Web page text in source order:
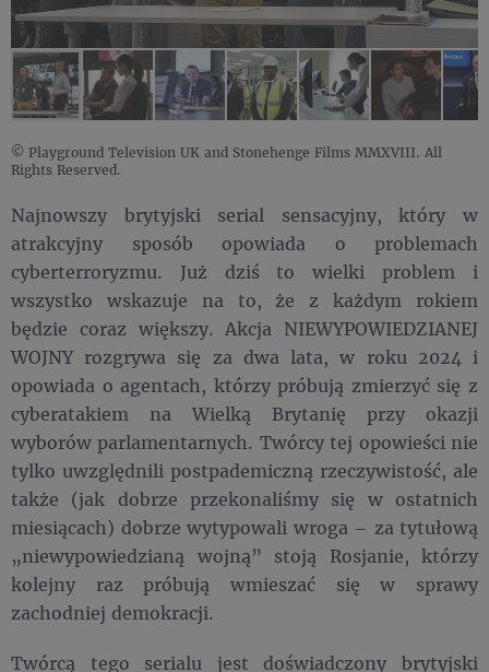
© Playground Television UK and Stonehenge Films MMXVIII. All
Rights Reserved.
Najnowszy brytyjski serial sensacyjny, który w
atrakcyjny sposób opowiada o problemach
cyberterroryzmu. Już dziś to wielki problem i
wszystko wskazuje na to, że z każdym rokiem
będzie coraz większy. Akcja NIEWYPOWIEDZIANEJ
WOJNY rozgrywa się za dwa lata, w roku 2024 i
opowiada o agentach, którzy próbują zmierzyć się z
cyberatakiem na Wielką Brytanię przy okazji
wyborów parlamentarnych. Twórcy tej opowieści nie
tylko uwzględnili postpademiczną rzeczywistość, ale
także (jak dobrze przekonaliśmy się w ostatnich
miesiącach) dobrze wytypowali wroga – za tytułową
„niewypowiedzianą wojną” stoją Rosjanie, którzy
kolejny raz próbują wmieszać się w sprawy
zachodniej demokracji.
Twórcą tego serialu jest doświadczony brytyjski